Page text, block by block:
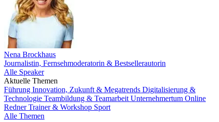
Nena Brockhaus
Journalistin, Fernsehmoderatorin & Bestsellerautorin
Alle Speaker
Aktuelle Themen
Führung Innovation, Zukunft & Megatrends Digitalisierung &
Technologie Teambildung & Teamarbeit Unternehmertum Online
RednerTrainer & Workshop Sport
Alle Themen